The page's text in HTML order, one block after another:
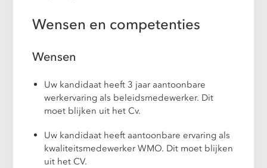
Wensen en competenties
Wensen
Uw kandidaat heeft 3 jaar aantoonbare
werkervaring als beleidsmedewerker. Dit
moet blijken uit het Cv.
Uw kandidaat heeft aantoonbare ervaring als
kwaliteitsmedewerker WMO. Dit moet blijken
uit het CV.